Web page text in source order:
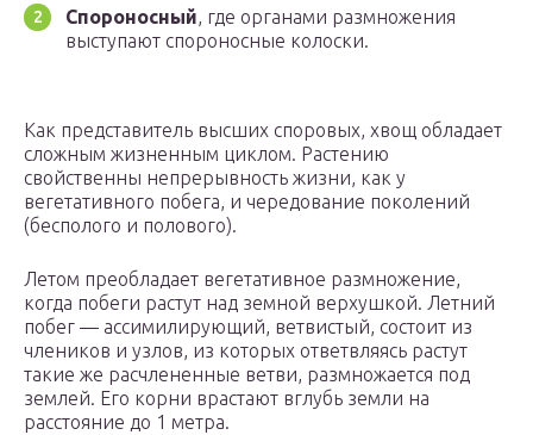
Спороносный, где органами размножения
выступают спороносные колоски.
Как представитель высших споровых, хвощ обладает
сложным жизненным циклом. Растению
свойственны непрерывность жизни, как у
вегетативного побега, и чередование поколений
(бесполого и полового).
Летом преобладает вегетативное размножение,
когда побеги растут над земной верхушкой. Летний
побег — ассимилирующий, ветвистый, состоит из
члеников и узлов, из которых ответвляясь растут
такие же расчлененные ветви, размножается под
землей. Его корни врастают вглубь земли на
расстояние до 1 метра.